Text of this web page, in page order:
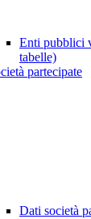
Enti pubblici
tabelle)
partecipate
Dati società